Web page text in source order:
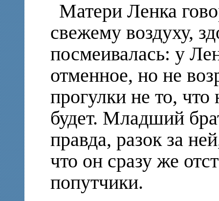
Матери Ленка
свежему воздуху,
посмеивалась: у
отменное, но не
прогулки не то,
будет. Младший
правда, разок за
что он сразу же
попутчики.